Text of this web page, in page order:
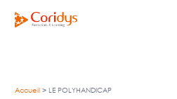
Accueil > LE POLYHANDICAP